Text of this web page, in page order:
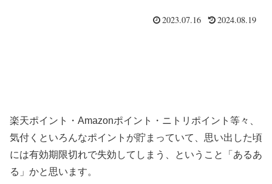
2023.07.16 2024.08.19
楽天ポイント・Amazonポイント・ニトリポイント等々、
気付くといろんなポイントが貯まっていて、思い出した頃
には有効期限切れで失効してしまう、ということ「あるあ
る」かと思います。